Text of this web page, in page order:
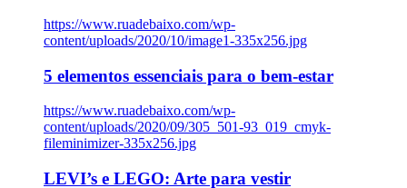
https://www.ruadebaixo.com/wp-
content/uploads/2020/10/image1-335x256.jpg
5 elementos essenciais para o bem-estar
https://www.ruadebaixo.com/wp-
content/uploads/2020/09/305_501-93_019_cmyk-
fileminimizer-335x256.jpg
LEVI’s e LEGO: Arte para vestir